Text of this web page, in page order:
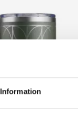
Information